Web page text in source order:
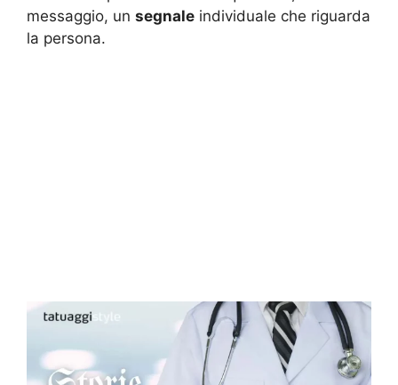
messaggio, un segnale individuale che riguarda
la persona.